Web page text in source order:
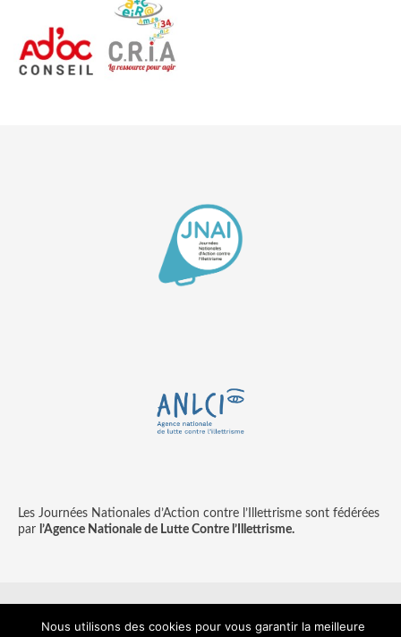
Les Journées Nationales d’Action contre l’Illettrisme sont fédérées
par l’Agence Nationale de Lutte Contre l’Illettrisme.
Contact Mentions légales
Nous utilisons des cookies pour vous garantir la meilleure